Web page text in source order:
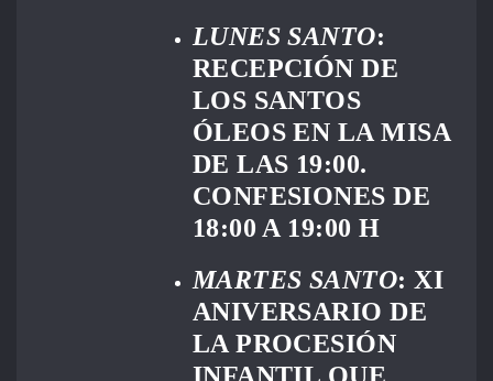
LUNES SANTO:
RECEPCIÓN DE
LOS SANTOS
ÓLEOS EN LA MISA
DE LAS 19:00.
CONFESIONES DE
18:00 A 19:00 H
MARTES SANTO: XI
ANIVERSARIO DE
LA PROCESIÓN
INFANTIL QUE